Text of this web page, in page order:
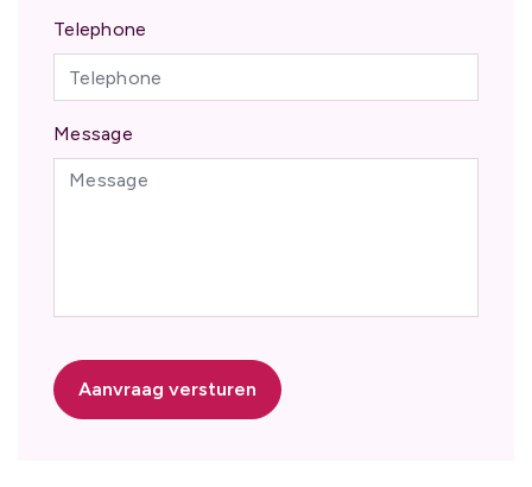
Telephone
Message
Aanvraag versturen